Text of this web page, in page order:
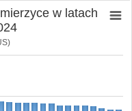
w latach